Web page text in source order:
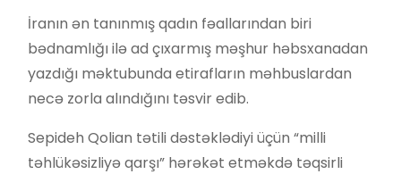
İranın ən tanınmış qadın fəallarından biri
bədnamlığı ilə ad çıxarmış məşhur həbsxanadan
yazdığı məktubunda etirafların məhbuslardan
necə zorla alındığını təsvir edib.
Sepideh Qolian tətili dəstəklədiyi üçün “milli
təhlükəsizliyə qarşı” hərəkət etməkdə təqsirli